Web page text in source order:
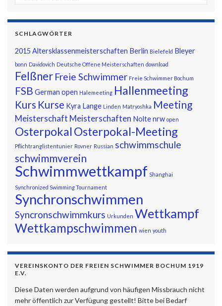
SCHLAGWÖRTER
2015 Altersklassenmeisterschaften Berlin Bielefeld Bleyer
bonn Davidovich Deutsche Offene Meisterschaften download
Felßner Freie Schwimmer Freie Schwimmer Bochum
FSB German open Halemeeting Hallenmeeting
Kurs Kurse Kyra Lange Linden Matryoshka Meeting
Meisterschaft Meisterschaften Noltenrw open
OsterpokalOsterpokal-Meeting
Pflichtranglistentunier Rovner Russian schwimmschule
schwimmverein
Schwimmwettkampf Shanghai
Synchronized Swimming Tournament
Synchronschwimmen
Syncronschwimmkurs Urkunden Wettkampf
Wettkampschwimmen wien youth
VEREINSKONTO DER FREIEN SCHWIMMER BOCHUM 1919
E.V.
Diese Daten werden aufgrund von häufigen Missbrauch nicht
mehr öffentlich zur Verfügung gestellt! Bitte bei Bedarf